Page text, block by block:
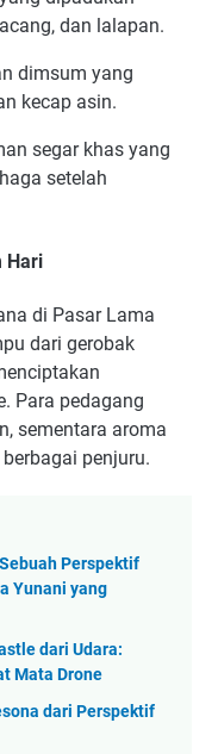
dan lalapan.
dimsum yang
kecap asin.
segar khas yang
setelah
Hari
di Pasar Lama
dari gerobak
Para pedagang
sementara aroma
penjuru.
Perspektif
Yunani yang
dari Udara:
Mata Drone
dari Perspektif